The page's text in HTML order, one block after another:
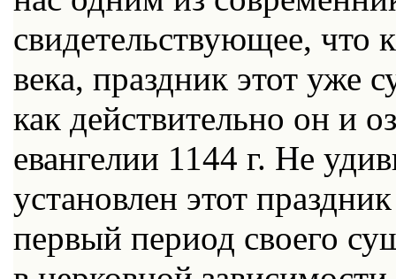
свидетельствующее, что
века, праздник этот уже
как действительно он и
евангелии 1144 г. Не
установлен этот
первый период своего